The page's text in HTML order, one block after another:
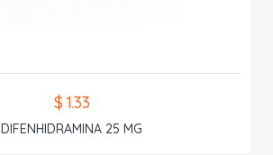
$ 1.33
DIFENHIDRAMINA 25 MG